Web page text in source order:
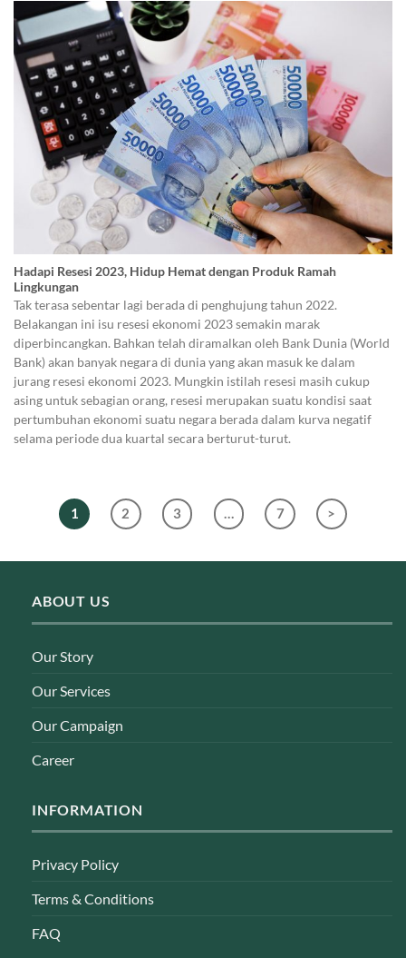
Hadapi Resesi 2023, Hidup Hemat dengan Produk Ramah
Lingkungan
Tak terasa sebentar lagi berada di penghujung tahun 2022.
Belakangan ini isu resesi ekonomi 2023 semakin marak
diperbincangkan. Bahkan telah diramalkan oleh Bank Dunia (World
Bank) akan banyak negara di dunia yang akan masuk ke dalam
jurang resesi ekonomi 2023. Mungkin istilah resesi masih cukup
asing untuk sebagian orang, resesi merupakan suatu kondisi saat
pertumbuhan ekonomi suatu negara berada dalam kurva negatif
selama periode dua kuartal secara berturut-turut.
1 2 3 … 7 >
ABOUT US
Our Story
Our Services
Our Campaign
Career
INFORMATION
Privacy Policy
Terms & Conditions
FAQ